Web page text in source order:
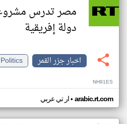
مصر تدرس
دولة إفريقية
اخبار جزر القمر
Politics
NH91ES
ار تي عربي• arabic.rt.com